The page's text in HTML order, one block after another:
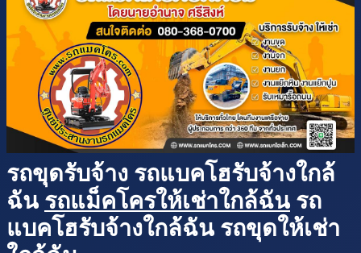
รถขุดรับจ้าง รถแบคโฮรับจ้างใกล้
ฉัน รถแม็คโครให้เช่าใกล้ฉัน รถ
แบคโฮรับจ้างใกล้ฉัน รถขุดให้เช่า